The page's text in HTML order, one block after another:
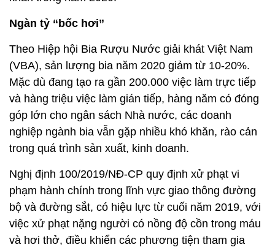
Ngàn tỷ “bốc hơi”
Theo Hiệp hội Bia Rượu Nước giải khát Việt Nam
(VBA), sản lượng bia năm 2020 giảm từ 10-20%.
Mặc dù đang tạo ra gần 200.000 việc làm trực tiếp
và hàng triệu việc làm gián tiếp, hàng năm có đóng
góp lớn cho ngân sách Nhà nước, các doanh
nghiệp ngành bia vẫn gặp nhiều khó khăn, rào cản
trong quá trình sản xuất, kinh doanh.
Nghị định 100/2019/NĐ-CP quy định xử phạt vi
phạm hành chính trong lĩnh vực giao thông đường
bộ và đường sắt, có hiệu lực từ cuối năm 2019, với
việc xử phạt nặng người có nồng độ cồn trong máu
và hơi thở, điều khiển các phương tiện tham gia